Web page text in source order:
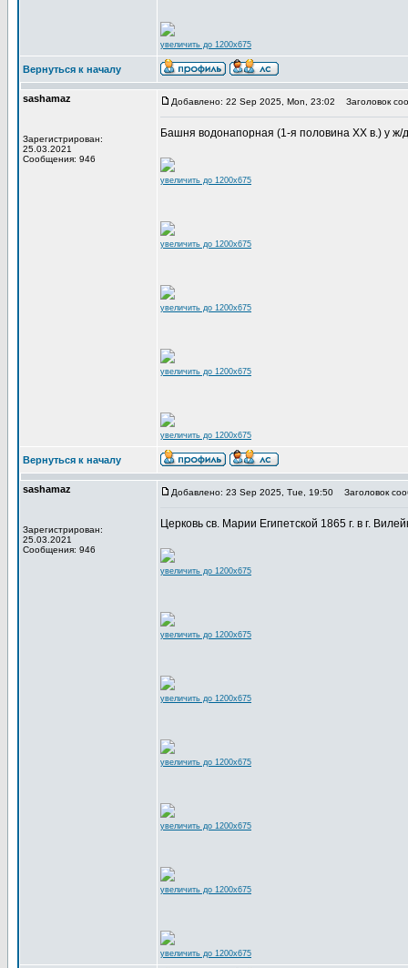
увеличить до 1200x675
Вернуться к началу
sashamaz
Зарегистрирован:
25.03.2021
Сообщения: 946
Добавлено: 22 Sep 2025, Mon, 23:02 Заголовок
Башня водонапорная (1-я половина XX в.) у ж/
увеличить до 1200x675
увеличить до 1200x675
увеличить до 1200x675
увеличить до 1200x675
увеличить до 1200x675
Вернуться к началу
sashamaz
Зарегистрирован:
25.03.2021
Сообщения: 946
Добавлено: 23 Sep 2025, Tue, 19:50 Заголовок
Церковь св. Марии Египетской 1865 г. в г.
увеличить до 1200x675
увеличить до 1200x675
увеличить до 1200x675
увеличить до 1200x675
увеличить до 1200x675
увеличить до 1200x675
увеличить до 1200x675